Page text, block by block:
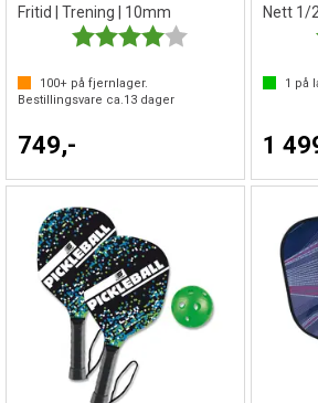
Fritid | Trening | 10mm
Karakter:
4.0 av 5 mulige
100+ på fjernlager.
Bestillingsvare ca. 13 dager
749,-
1 på
1